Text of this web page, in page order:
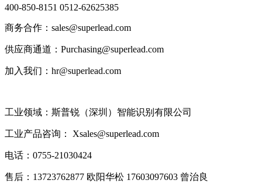
400-850-8151 0512-62625385
商务合作：sales@superlead.com
供应商通道：Purchasing@superlead.com
加入我们：hr@superlead.com
工业领域：斯普锐（深圳）智能识别有限公司
工业产品咨询： Xsales@superlead.com
电话：0755-21030424
售后：13723762877 欧阳华松 17603097603 曾治良